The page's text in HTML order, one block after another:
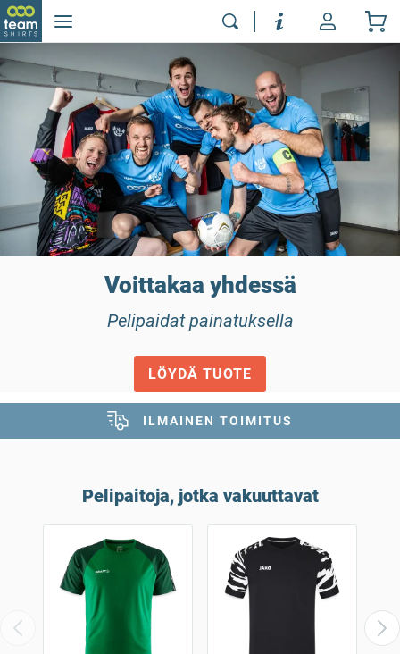
Voittakaa yhdessä
Pelipaidat painatuksella
LÖYDÄ TUOTE
ÄÄNESTYS
Pelipaitoja, jotka vakuuttavat